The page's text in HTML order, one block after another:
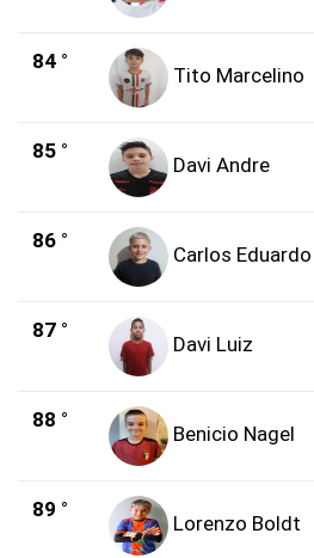
84 °
Tito Marcelino
85 °
Davi Andre
86 °
Carlos Eduardo
87 °
Davi Luiz
88 °
Benicio Nagel
89 °
Lorenzo Boldt